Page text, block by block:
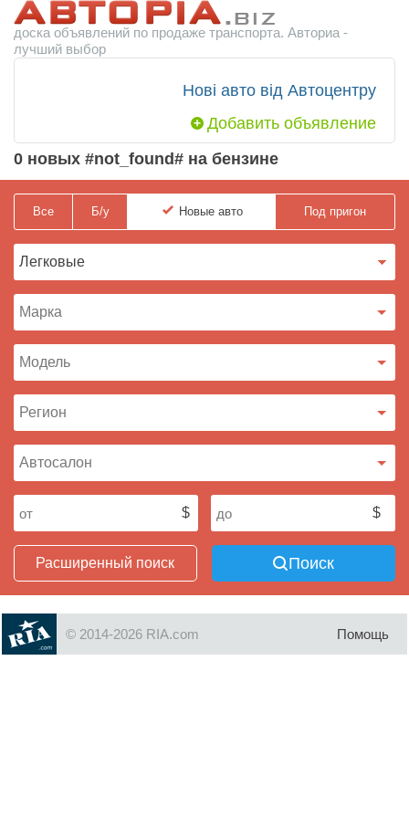
доска объявлений по продаже транспорта. Авториа -
лучший выбор
Нові авто від Автоцентру
Добавить объявление
0 новых #not_found# на бензине
Все Б/у Новые авто Под пригон
Расширенный поиск Поиск
© 2014-2026 RIA.com Помощь